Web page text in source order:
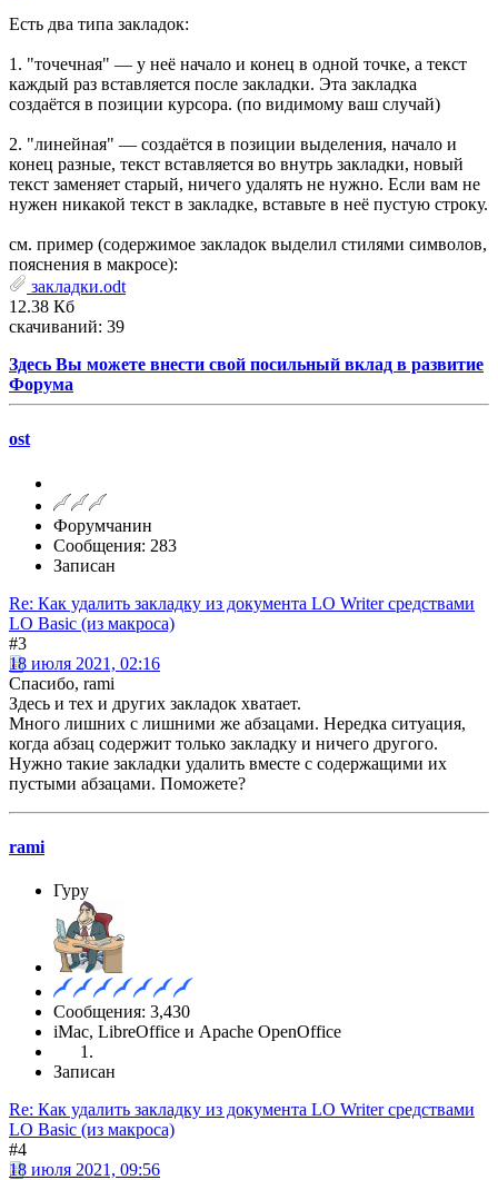
Есть два типа закладок:
1. "точечная" — у неё начало и конец в одной точке, а текст
каждый раз вставляется после закладки. Эта закладка
создаётся в позиции курсора. (по видимому ваш случай)
2. "линейная" — создаётся в позиции выделения, начало и
конец разные, текст вставляется во внутрь закладки, новый
текст заменяет старый, ничего удалять не нужно. Если вам не
нужен никакой текст в закладке, вставьте в неё пустую строку.
см. пример (содержимое закладок выделил стилями символов,
пояснения в макросе):
закладки.odt
12.38 Кб
скачиваний: 39
Здесь Вы можете внести свой посильный вклад в развитие
Форума
ost
Форумчанин
Сообщения: 283
Записан
Re: Как удалить закладку из документа LO Writer средствами
LO Basic (из макроса)
#3
18 июля 2021, 02:16
Спасибо, rami
Здесь и тех и других закладок хватает.
Много лишних с лишними же абзацами. Нередка ситуация,
когда абзац содержит только закладку и ничего другого.
Нужно такие закладки удалить вместе с содержащими их
пустыми абзацами. Поможете?
rami
Гуру
Сообщения: 3,430
iMac, LibreOffice и Apache OpenOffice
Записан
Re: Как удалить закладку из документа LO Writer средствами
LO Basic (из макроса)
#4
18 июля 2021, 09:56